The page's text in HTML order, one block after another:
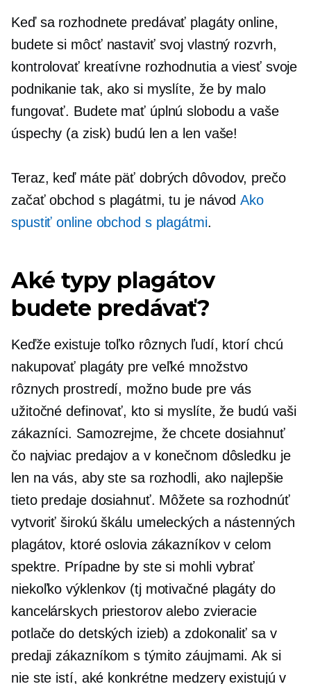
Keď sa rozhodnete predávať plagáty online,
budete si môcť nastaviť svoj vlastný rozvrh,
kontrolovať kreatívne rozhodnutia a viesť svoje
podnikanie tak, ako si myslíte, že by malo
fungovať. Budete mať úplnú slobodu a vaše
úspechy (a zisk) budú len a len vaše!
Teraz, keď máte päť dobrých dôvodov, prečo
začať obchod s plagátmi, tu je návodAko
spustiť online obchod s plagátmi.
Aké typy plagátov
budete predávať?
Keďže existuje toľko rôznych ľudí, ktorí chcú
nakupovať plagáty pre veľké množstvo
rôznych prostredí, možno bude pre vás
užitočné definovať, kto si myslíte, že budú vaši
zákazníci. Samozrejme, že chcete dosiahnuť
čo najviac predajov a v konečnom dôsledku je
len na vás, aby ste sa rozhodli, ako najlepšie
tieto predaje dosiahnuť. Môžete sa rozhodnúť
vytvoriť širokú škálu umeleckých a nástenných
plagátov, ktoré oslovia zákazníkov v celom
spektre. Prípadne by ste si mohli vybrať
niekoľko výklenkov (tj motivačné plagáty do
kancelárskych priestorov alebo zvieracie
potlače do detských izieb) a zdokonaliť sa v
predaji zákazníkom s týmito záujmami. Ak si
nie ste istí, aké konkrétne medzery existujú v